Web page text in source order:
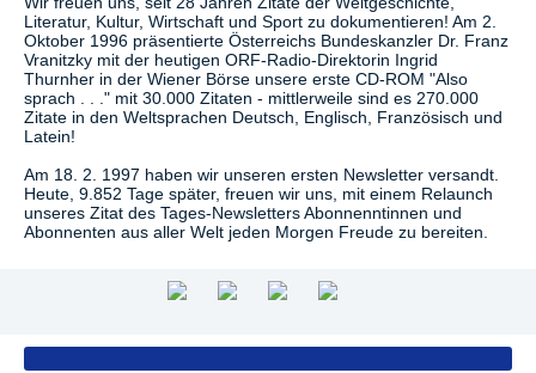
Literatur, Kultur, Wirtschaft und Sport zu dokumentieren! Am 2.
Oktober 1996 präsentierte Österreichs Bundeskanzler Dr. Franz
Vranitzky mit der heutigen ORF-Radio-Direktorin Ingrid
Thurnher in der Wiener Börse unsere erste CD-ROM "Also
sprach . . ." mit 30.000 Zitaten - mittlerweile sind es 270.000
Zitate in den Weltsprachen Deutsch, Englisch, Französisch und
Latein!
Am 18. 2. 1997 haben wir unseren ersten Newsletter versandt.
Heute, 9.852 Tage später, freuen wir uns, mit einem Relaunch
unseres Zitat des Tages-Newsletters Abonnenntinnen und
Abonnenten aus aller Welt jeden Morgen Freude zu bereiten.